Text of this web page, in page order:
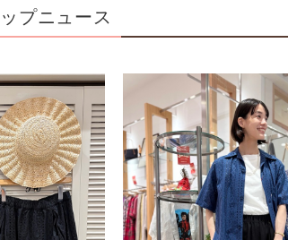
プニュース